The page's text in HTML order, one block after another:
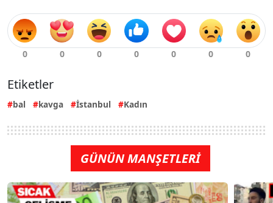
Etiketler
bal kavga İstanbul Kadın
GÜNÜN MANŞETLERİ